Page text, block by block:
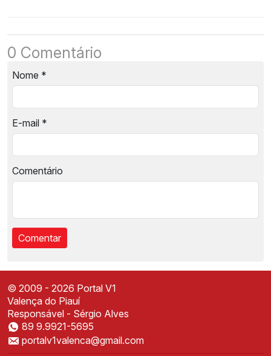
0 Comentário
Nome *
E-mail *
Comentário
Instale o Portal V1
Acesse mais rápido direto da sua tela inicial
© 2009 - 2026 Portal V1
Valença do Piauí
Responsável - Sérgio Alves
89 9.9921-5695
portalv1valenca@gmail.com